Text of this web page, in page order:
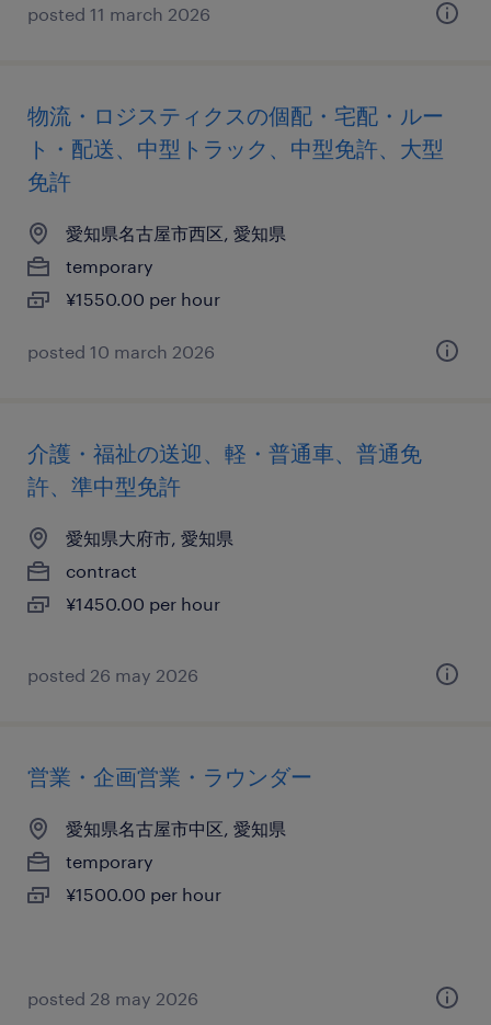
posted 11 march 2026
物流・ロジスティクスの個配・宅配・ルー
ト・配送、中型トラック、中型免許、大型
免許
愛知県名古屋市西区, 愛知県
temporary
¥1550.00 per hour
posted 10 march 2026
介護・福祉の送迎、軽・普通車、普通免
許、準中型免許
愛知県大府市, 愛知県
contract
¥1450.00 per hour
posted 26 may 2026
営業・企画営業・ラウンダー
愛知県名古屋市中区, 愛知県
temporary
¥1500.00 per hour
posted 28 may 2026